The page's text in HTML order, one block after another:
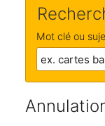
Mot clé ou